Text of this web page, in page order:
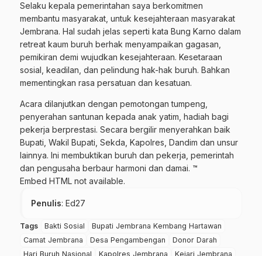
Selaku kepala pemerintahan saya berkomitmen
membantu masyarakat, untuk kesejahteraan masyarakat
Jembrana. Hal sudah jelas seperti kata Bung Karno dalam
retreat kaum buruh berhak menyampaikan gagasan,
pemikiran demi wujudkan kesejahteraan. Kesetaraan
sosial, keadilan, dan pelindung hak-hak buruh. Bahkan
mementingkan rasa persatuan dan kesatuan.
Acara dilanjutkan dengan pemotongan tumpeng,
penyerahan santunan kepada anak yatim, hadiah bagi
pekerja berprestasi. Secara bergilir menyerahkan baik
Bupati, Wakil Bupati, Sekda, Kapolres, Dandim dan unsur
lainnya. Ini membuktikan buruh dan pekerja, pemerintah
dan pengusaha berbaur harmoni dan damai. ™
Embed HTML not available.
Penulis: Ed27
Tags Bakti Sosial
Bupati Jembrana Kembang Hartawan
Camat Jembrana
Desa Pengambengan
Donor Darah
Hari Buruh Nasional
Kapolres Jembrana
Kejari Jembrana